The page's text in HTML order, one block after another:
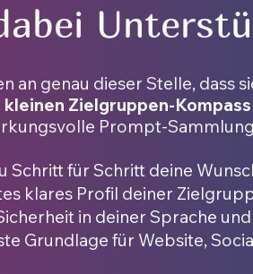
an genau dieser Stelle, dass
kleinen Zielgruppen-
Prompt-Sammlung
Schritt für Schritt deine
klares Profil deiner
in deiner Sprache und
Grundlage für Website,